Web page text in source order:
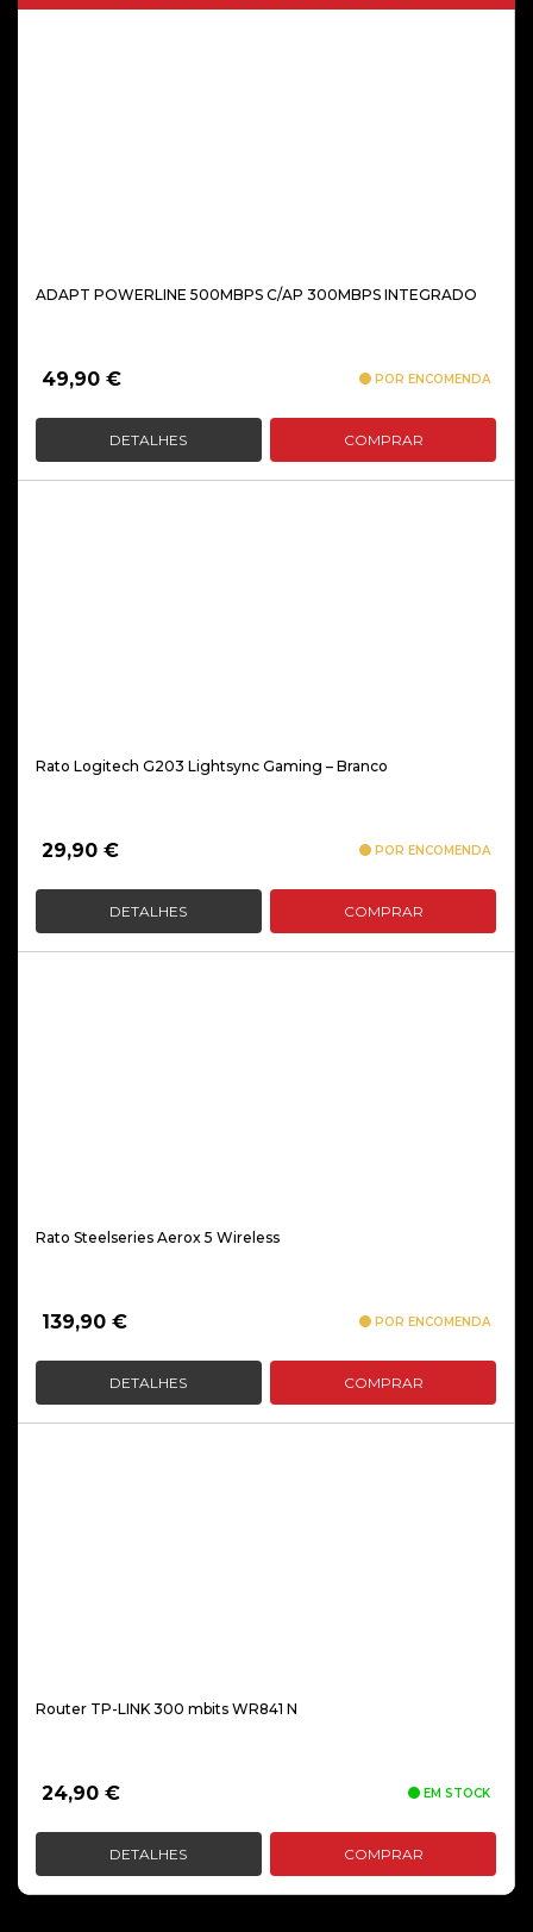
ADAPT POWERLINE 500MBPS C/AP 300MBPS INTEGRADO
49,90 € POR ENCOMENDA
DETALHES COMPRAR
Rato Logitech G203 Lightsync Gaming – Branco
29,90 € POR ENCOMENDA
DETALHES COMPRAR
Rato Steelseries Aerox 5 Wireless
139,90 € POR ENCOMENDA
DETALHES COMPRAR
Router TP-LINK 300 mbits WR841 N
24,90 € EM STOCK
DETALHES COMPRAR